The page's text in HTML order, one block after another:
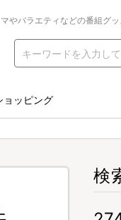
やバラエティなどの番組グ
ョッピング
検